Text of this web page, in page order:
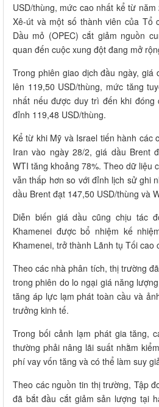
USD/thùng, mức cao nhất kể từ
Xê-út và một số thành viên của Tổ
Dầu mỏ (OPEC) cắt giảm nguồn
quan đến cuộc xung đột đang mở
Trong phiên giao dịch đầu ngày, giá
lên 119,50 USD/thùng, mức tăng
nhất nếu được duy trì đến khi đóng
đỉnh 119,48 USD/thùng.
Kể từ khi Mỹ và Israel tiến hành các
Iran vào ngày 28/2, giá dầu Brent
WTI tăng khoảng 78%. Theo dữ liệu
vẫn thấp hơn so với đỉnh lịch sử ghi
dầu Brent đạt 147,50 USD/thùng và
Diễn biến giá dầu cũng chịu tác
Khamenei được bổ nhiệm kế
Khamenei, trở thành Lãnh tụ Tối cao
Theo các nhà phân tích, thị trường
trong phiên do lo ngại giá năng
tăng áp lực lạm phát toàn cầu và
trưởng kinh tế.
Trong bối cảnh lạm phát gia tăng,
thường phải nâng lãi suất nhằm
phí vay vốn tăng và có thể làm suy
Theo các nguồn tin thị trường, Tập
đã bắt đầu cắt giảm sản lượng tại